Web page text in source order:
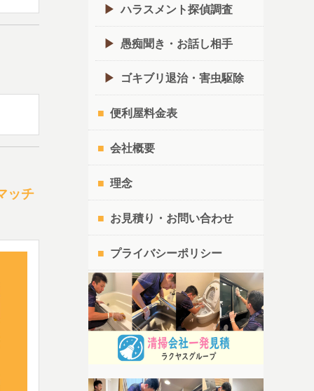
ッチ
ハラスメント探偵調査
愚痴聞き・お話し相手
ゴキブリ退治・害虫駆除
便利屋料金表
会社概要
理念
お見積り・お問い合わせ
プライバシーポリシー